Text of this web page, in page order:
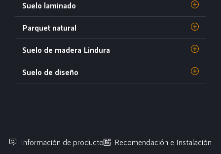
Suelo laminado
Parquet natural
Suelo de madera Lindura
Suelo de diseño
Información de producto
Recomendación e Instalación